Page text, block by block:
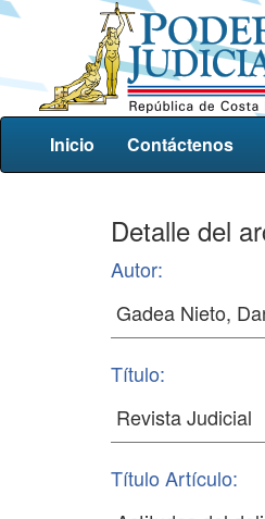
Inicio Contáctenos
Detalle del
Autor:
Título:
Título Artículo: